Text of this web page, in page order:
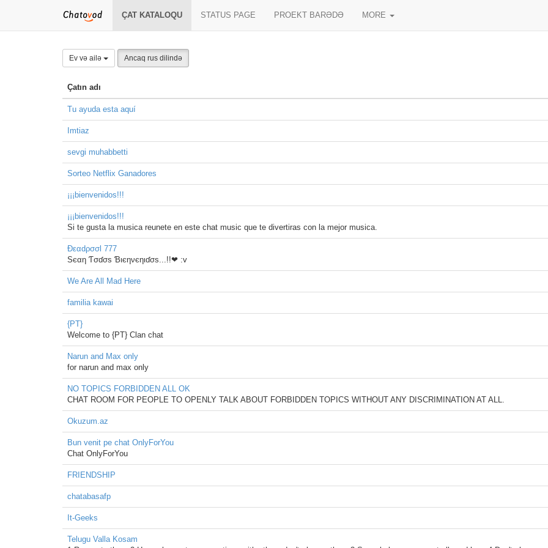
ÇAT KATALOQU STATUS PAGE PROEKT BARƏDƏ MORE
Ev və ailə Ancaq rus dilində
Çatın adı
Tu ayuda esta aquí
Imtiaz
sevgi muhabbetti
Sorteo Netflix Ganadores
¡¡¡bienvenidos!!!
¡¡¡bienvenidos!!!
Si te gusta la musica reunete en este chat music que te divertiras con la mejor musica.
Ðεαdρσσl 777
Sєαη Ƭσɗσѕ Ɓιєηνєηιɗσѕ...!!❤ :v
We Are All Mad Here
familia kawai
{PT}
Welcome to {PT} Clan chat
Narun and Max only
for narun and max only
NO TOPICS FORBIDDEN ALL OK
CHAT ROOM FOR PEOPLE TO OPENLY TALK ABOUT FORBIDDEN TOPICS WITHOUT ANY DISCRIMINATION AT ALL.
Okuzum.az
Bun venit pe chat OnlyForYou
Chat OnlyForYou
FRIENDSHIP
chatabasafp
It-Geeks
Telugu Valla Kosam